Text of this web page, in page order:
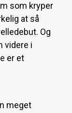
som kryper
at så
Og
videre i
er et
meget